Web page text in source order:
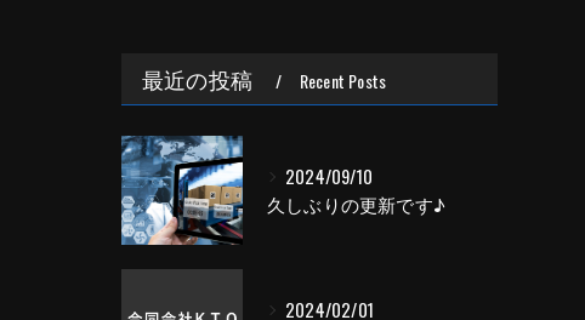
最近の投稿 Recent Posts
2024/09/10
久しぶりの更新です♪
2024/02/01